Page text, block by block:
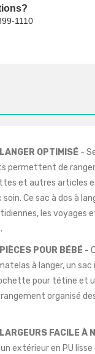
1110
OPTIMISÉ -
permettent de
et autres articles
Ce sac à dos à
les voyages
POUR BÉBÉ -
à langer, un
pour tétine et
organisé
FACILE À
extérieur en PU